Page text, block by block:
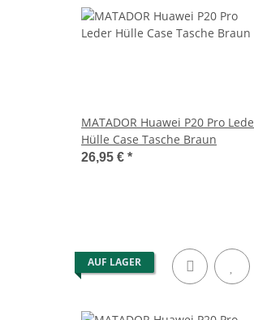
MATADOR Huawei P20 Pro
Hülle Case Tasche Braun
26,95 € *
AUF LAGER